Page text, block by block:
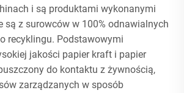
i są produktami wykonanymi
są z surowców w 100% odnawialnych
recyklingu. Podstawowymi
jakości papier kraft i papier
do kontaktu z żywnością,
zarządzanych w sposób